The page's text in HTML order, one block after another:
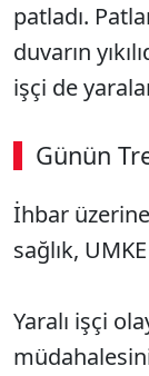
patladı.
duvarın
işçi de
Günün
00:02 /
İhbar
sağlık,
Yaralı işçi